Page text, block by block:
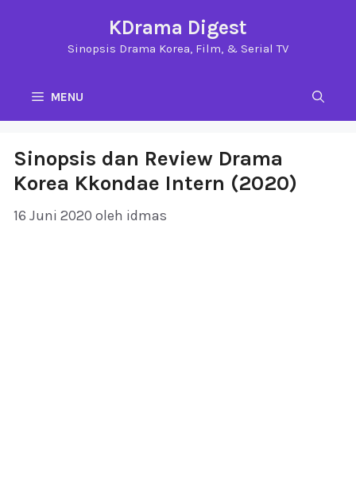
KDrama Digest
Sinopsis Drama Korea, Film, & Serial TV
MENU
Sinopsis dan Review Drama
Korea Kkondae Intern (2020)
16 Juni 2020 oleh idmas